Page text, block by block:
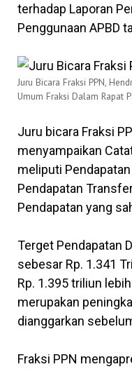
terhadap Laporan
Penggunaan APBD
Juru Bicara Fraksi PPN,
Umum Fraksi Dalam Rapat
Juru bicara Fraksi
menyampaikan
meliputi Pendapatan
Pendapatan
Pendapatan yang
Terget Pendapatan
sebesar Rp. 1.341
Rp. 1.395 triliun
merupakan
dianggarkan
Fraksi PPN